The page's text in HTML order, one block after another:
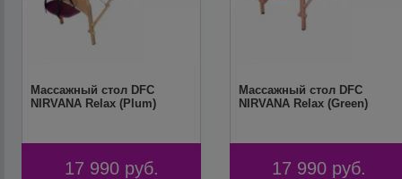
Массажный стол DFC
NIRVANA Relax (Plum)
17 990 руб.
Массажный стол DFC
NIRVANA Relax (Green)
17 990 руб.